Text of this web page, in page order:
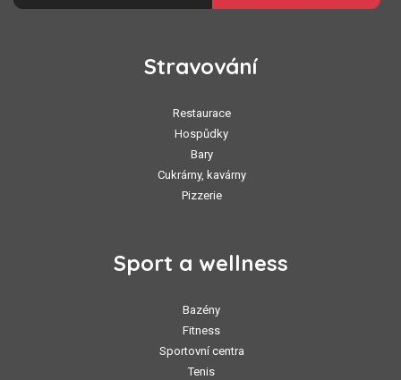
Stravování
Restaurace
Hospůdky
Bary
Cukrárny, kavárny
Pizzerie
Sport a wellness
Bazény
Fitness
Sportovní centra
Tenis